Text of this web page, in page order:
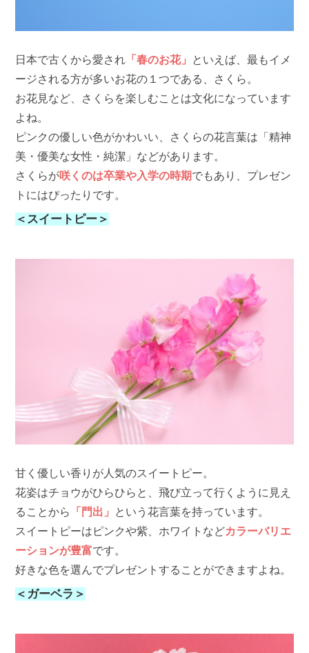
日本で古くから愛され 「春のお花」 といえば、最もイメ
ージされる方が多いお花の１つである、さくら。
お花見など、さくらを楽しむことは文化になっています
よね。
ピンクの優しい色がかわいい、さくらの花言葉は「精神
美・優美な女性・純潔」などがあります。
さくらが咲くのは卒業や入学の時期でもあり、プレゼン
トにはぴったりです。
＜スイートピー＞
甘く優しい香りが人気のスイートピー。
花姿はチョウがひらひらと、飛び立って行くように見え
ることから
「門出」 という花言葉を持っています。
スイートピーはピンクや紫、ホワイトなどカラーバリエ
ーションが豊富です。
好きな色を選んでプレゼントすることができますよね。
＜ガーベラ＞